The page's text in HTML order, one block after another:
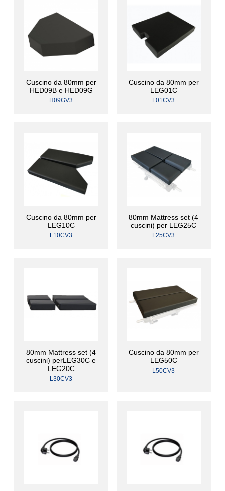
Cuscino da 80mm per
HED09B e HED09G
H09GV3
Cuscino da 80mm per
LEG01C
L01CV3
Cuscino da 80mm per
LEG10C
L10CV3
80mm Mattress set (4
cuscini) per LEG25C
L25CV3
80mm Mattress set (4
cuscini) perLEG30C e
LEG20C
L30CV3
Cuscino da 80mm per
LEG50C
L50CV3